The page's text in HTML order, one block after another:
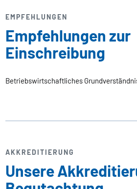
EMPFEHLUNGEN
Empfehlungen zur
Einschreibung
Betriebswirtschaftliches
AKKREDITIERUNG
Unsere